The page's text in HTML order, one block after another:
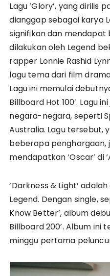
Lagu ‘Glory’, yang dirilis
dianggap sebagai karya
signifikan dan mendapat
dilakukan oleh Legend
rapper Lonnie Rashid
lagu tema dari film drama
Lagu ini memulai
Billboard Hot 100’. Lagu
negara-negara, seperti
Australia. Lagu tersebut,
beberapa penghargaan,
mendapatkan ‘Oscar’ di
‘Darkness & Light’
Legend. Dengan single,
Know Better’, album
Billboard 200’. Album ini
minggu pertama